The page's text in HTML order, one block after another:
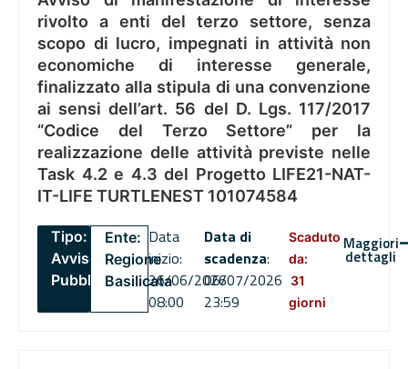
rivolto a enti del terzo settore, senza
scopo di lucro, impegnati in attività non
economiche di interesse generale,
finalizzato alla stipula di una convenzione
ai sensi dell’art. 56 del D. Lgs. 117/2017
“Codice del Terzo Settore” per la
realizzazione delle attività previste nelle
Task 4.2 e 4.3 del Progetto LIFE21-NAT-
IT-LIFE TURTLENEST 101074584
Tipo:
Avviso
Pubblico
Ente:
Regione
Basilicata
Data
inizio:
26/06/2026
08:00
Data di
scadenza:
06/07/2026
23:59
Scaduto
da:
31
giorni
Maggiori
dettagli